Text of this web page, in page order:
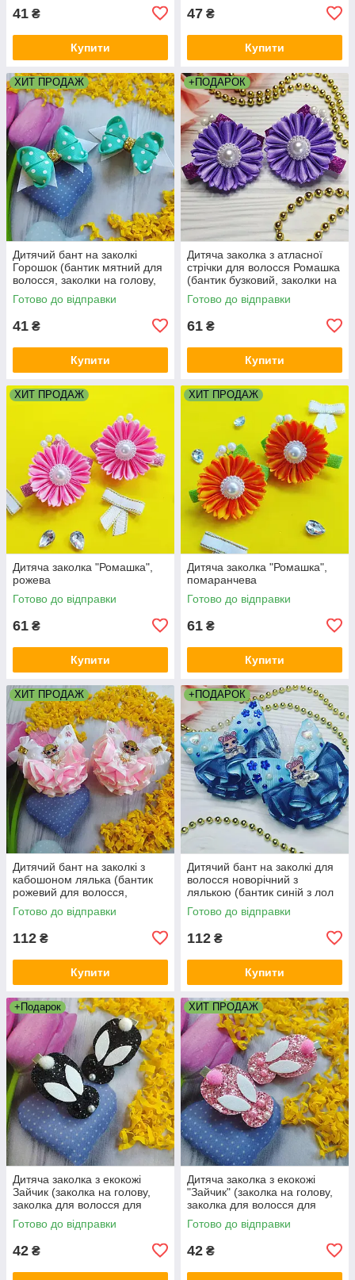
41 ₴
Купити
47 ₴
Купити
ХИТ ПРОДАЖ
Дитячий бант на заколкі
Горошок (бантик мятний для
волосся, заколки на голову,
бантики)
Готово до відправки
41 ₴
Купити
+ПОДАРОК
Дитяча заколка з атласної
стрічки для волосся Ромашка
(бантик бузковий, заколки на
голову канзаші)
Готово до відправки
61 ₴
Купити
ХИТ ПРОДАЖ
Дитяча заколка "Ромашка",
рожева
Готово до відправки
61 ₴
Купити
ХИТ ПРОДАЖ
Дитяча заколка "Ромашка",
помаранчева
Готово до відправки
61 ₴
Купити
ХИТ ПРОДАЖ
Дитячий бант на заколкі з
кабошоном лялька (бантик
рожевий для волосся,
бантики на голову, заколка
для волосся)
Готово до відправки
112 ₴
Купити
+ПОДАРОК
Дитячий бант на заколкі для
волосся новорічний з
лялькою (бантик синій з лол
ручної роботи на голову для
дівчаток канзаші)
Готово до відправки
112 ₴
Купити
+Подарок
Дитяча заколка з екокожі
Зайчик (заколка на голову,
заколка для волосся для
дівчинки)
Готово до відправки
42 ₴
ХИТ ПРОДАЖ
Дитяча заколка з екокожі
"Зайчик" (заколка на голову,
заколка для волосся для
дівчинки)
Готово до відправки
42 ₴